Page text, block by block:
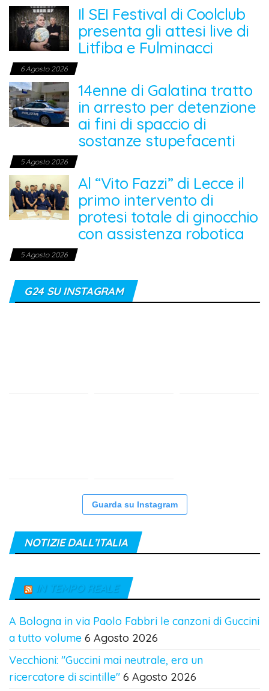
Il SEI Festival di Coolclub
presenta gli attesi live di
Litfiba e Fulminacci
6 Agosto 2026
14enne di Galatina tratto
in arresto per detenzione
ai fini di spaccio di
sostanze stupefacenti
5 Agosto 2026
Al “Vito Fazzi” di Lecce il
primo intervento di
protesi totale di ginocchio
con assistenza robotica
5 Agosto 2026
G24 SU INSTAGRAM
Guarda su Instagram
NOTIZIE DALL’ITALIA
IN TEMPO REALE
A Bologna in via Paolo Fabbri le canzoni di Guccini
a tutto volume 6 Agosto 2026
Vecchioni: "Guccini mai neutrale, era un
ricercatore di scintille" 6 Agosto 2026